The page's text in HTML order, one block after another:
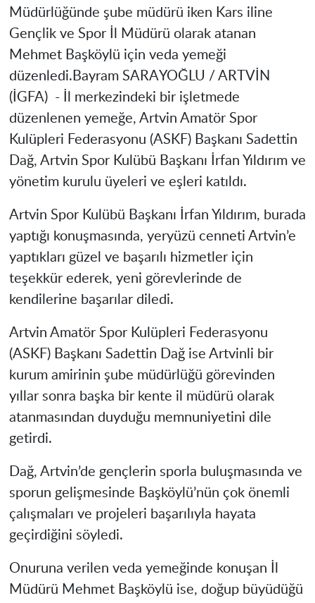
Müdürlüğünde şube müdürü iken Kars iline
Gençlik ve Spor İl Müdürü olarak atanan
Mehmet Başköylü için veda yemeği
düzenledi. Bayram SARAYOĞLU / ARTVİN
(İGFA) -
İl merkezindeki bir işletmede
düzenlenen yemeğe, Artvin Amatör Spor
Kulüpleri Federasyonu (ASKF) Başkanı Sadettin
Dağ, Artvin Spor Kulübü Başkanı İrfan Yıldırım ve
yönetim kurulu üyeleri ve eşleri katıldı.
Artvin Spor Kulübü Başkanı İrfan Yıldırım, burada
yaptığı konuşmasında, yeryüzü cenneti Artvin’e
yaptıkları güzel ve başarılı hizmetler için
teşekkür ederek, yeni görevlerinde de
kendilerine başarılar diledi.
Artvin Amatör Spor Kulüpleri Federasyonu
(ASKF) Başkanı Sadettin Dağ ise Artvinli bir
kurum amirinin şube müdürlüğü görevinden
yıllar sonra başka bir kente il müdürü olarak
atanmasından duyduğu memnuniyetini dile
getirdi.
Dağ, Artvin’de gençlerin sporla buluşmasında ve
sporun gelişmesinde Başköylü’nün çok önemli
çalışmaları ve projeleri başarılıyla hayata
geçirdiğini söyledi.
Onuruna verilen veda yemeğinde konuşan İl
Müdürü Mehmet Başköylü ise, doğup büyüdüğü